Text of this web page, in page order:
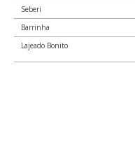
Seberi
Barrinha
Lajeado Bonito